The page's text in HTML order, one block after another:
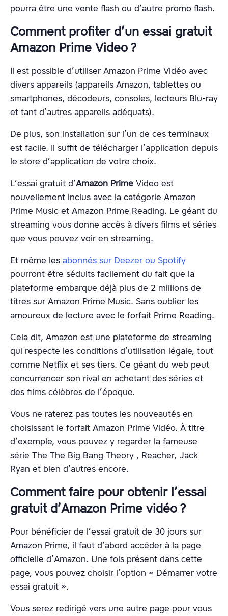
pourra être une vente flash ou d’autre promo flash.
Comment profiter d’un essai gratuit
Amazon Prime Video ?
Il est possible d’utiliser Amazon Prime Vidéo avec
divers appareils (appareils Amazon, tablettes ou
smartphones, décodeurs, consoles, lecteurs Blu-ray
et tant d’autres appareils adéquats).
De plus, son installation sur l’un de ces terminaux
est facile. Il suffit de télécharger l’application depuis
le store d’application de votre choix.
L’essai gratuit d’Amazon Prime Video est
nouvellement inclus avec la catégorie Amazon
Prime Music et Amazon Prime Reading. Le géant du
streaming vous donne accès à divers films et séries
que vous pouvez voir en streaming.
Et même les abonnés sur Deezer ou Spotify
pourront être séduits facilement du fait que la
plateforme embarque déjà plus de 2 millions de
titres sur Amazon Prime Music. Sans oublier les
amoureux de lecture avec le forfait Prime Reading.
Cela dit, Amazon est une plateforme de streaming
qui respecte les conditions d’utilisation légale, tout
comme Netflix et ses tiers. Ce géant du web peut
concurrencer son rival en achetant des séries et
des films célèbres de l’époque.
Vous ne raterez pas toutes les nouveautés en
choisissant le forfait Amazon Prime Vidéo. À titre
d’exemple, vous pouvez y regarder la fameuse
série The The Big Bang Theory , Reacher, Jack
Ryan et bien d’autres encore.
Comment faire pour obtenir l’essai
gratuit d’Amazon Prime vidéo ?
Pour bénéficier de l’essai gratuit de 30 jours sur
Amazon Prime, il faut d’abord accéder à la page
officielle d’Amazon. Une fois présent dans cette
page, vous pouvez choisir l’option « Démarrer votre
essai gratuit ».
Vous serez redirigé vers une autre page pour vous